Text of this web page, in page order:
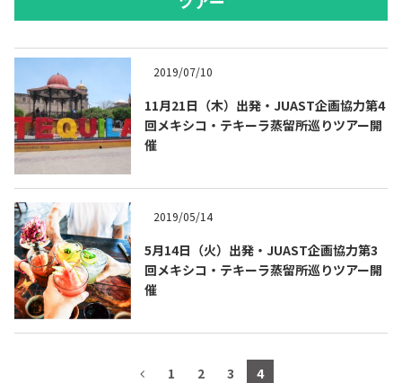
2019/07/10
11月21日（木）出発・JUAST企画協力第4
回メキシコ・テキーラ蒸留所巡りツアー開
催
2019/05/14
5月14日（火）出発・JUAST企画協力第3
回メキシコ・テキーラ蒸留所巡りツアー開
催
1 2 3 4